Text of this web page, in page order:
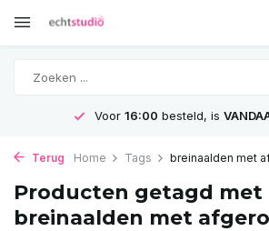
Voor 16:00 besteld, is
Terug Home Tags breinaalden met
Producten getagd met
breinaalden met